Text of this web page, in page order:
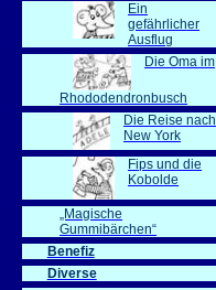
Ein
gefährlicher
Ausflug
Die Oma im
Rhododendronbusch
Die Reise nach
New York
Fips und die
Kobolde
„Magische
Gummibärchen“
Benefiz
Diverse